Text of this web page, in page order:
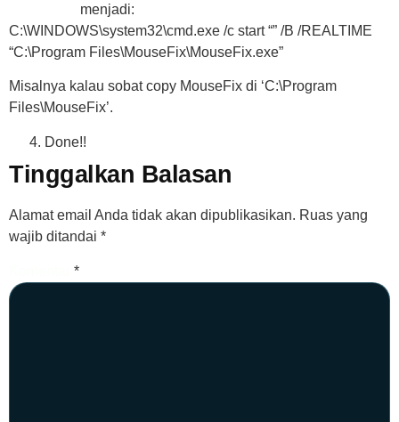
menjadi:
C:\WINDOWS\system32\cmd.exe /c start “” /B /REALTIME
“C:\Program Files\MouseFix\MouseFix.exe”
Misalnya kalau sobat copy MouseFix di ‘C:\Program
Files\MouseFix’.
Done!!
Tinggalkan Balasan
Alamat email Anda tidak akan dipublikasikan. Ruas yang
wajib ditandai *
*